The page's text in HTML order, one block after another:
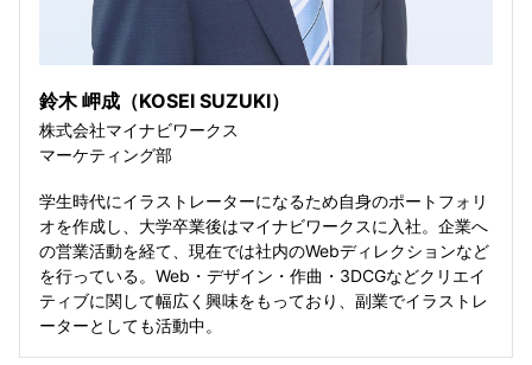
鈴木 岬成（KOSEI SUZUKI）
株式会社マイナビワークス
マーケティング部
学生時代にイラストレーターになるため自身のポートフォリ
オを作成し、大学卒業後はマイナビワークスに入社。企業へ
の営業活動を経て、現在では社内のWebディレクションなど
を行っている。Web・デザイン・作曲・3DCGなどクリエイ
ティブに関して幅広く興味をもっており、副業でイラストレ
ーターとしても活動中。